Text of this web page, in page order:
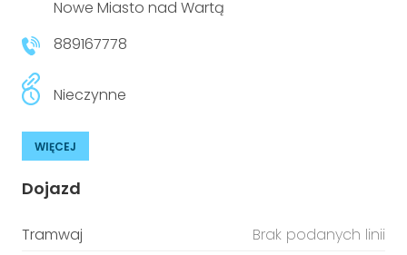
Nowe Miasto nad Wartą
889167778
Nieczynne
WIĘCEJ
Dojazd
Tramwaj
Brak podanych linii